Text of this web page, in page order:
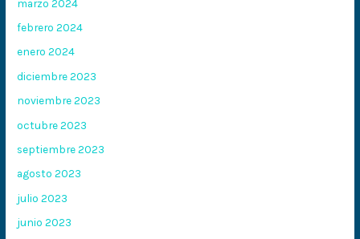
marzo 2024
febrero 2024
enero 2024
diciembre 2023
noviembre 2023
octubre 2023
septiembre 2023
agosto 2023
julio 2023
junio 2023